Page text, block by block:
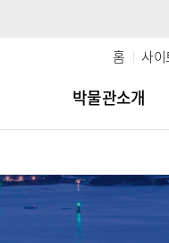
홈 사
박물관소개